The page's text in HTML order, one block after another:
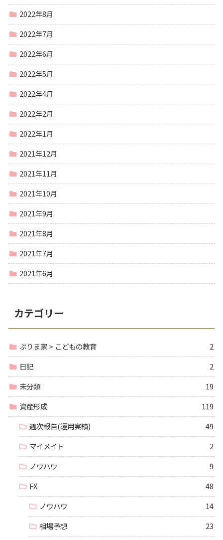
2022年8月
2022年7月
2022年6月
2022年5月
2022年4月
2022年2月
2022年1月
2021年12月
2021年11月
2021年10月
2021年9月
2021年8月
2021年7月
2021年6月
カテゴリー
ぷりま家 > こどもの教育
2
日記
2
未分類
19
資産形成
119
週次報告(運用実績)
49
マイメイト
2
ノウハウ
9
FX
48
ノウハウ
14
相場予想
23